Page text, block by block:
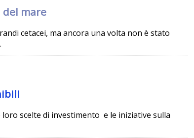
del mare
cetacei, ma ancora una volta non è stato
scelte di investimento e le iniziative sulla